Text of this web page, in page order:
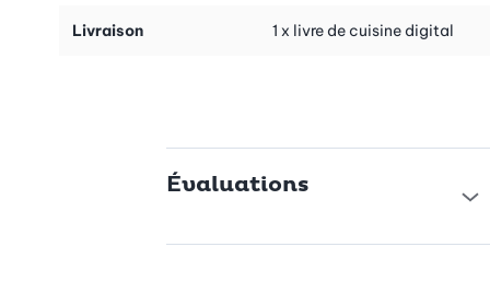
Dips et sauces
Livraison 1 x livre de cuisine digital
Évaluations